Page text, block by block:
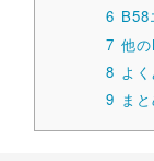
6 B58
7 他
8 よ
9 ま